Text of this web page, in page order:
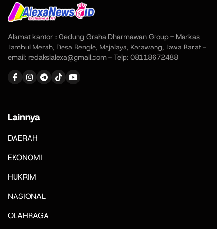
Alamat kantor : Gedung Graha Dharmawan Group - Markas
Jambul Merah, Desa Bengle, Majalaya, Karawang, Jawa Barat -
email: redaksialexa@gmail.com - Telp: 08118672488
Lainnya
DAERAH
EKONOMI
HUKRIM
NASIONAL
OLAHRAGA